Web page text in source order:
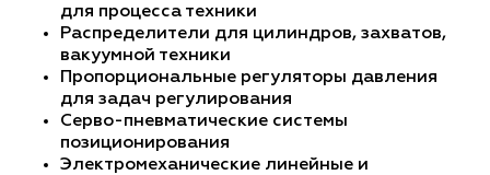
для процесса техники
Распределители для цилиндров, захватов,
вакуумной техники
Пропорциональные регуляторы давления
для задач регулирования
Серво-пневматические системы
позиционирования
Электромеханические линейные и